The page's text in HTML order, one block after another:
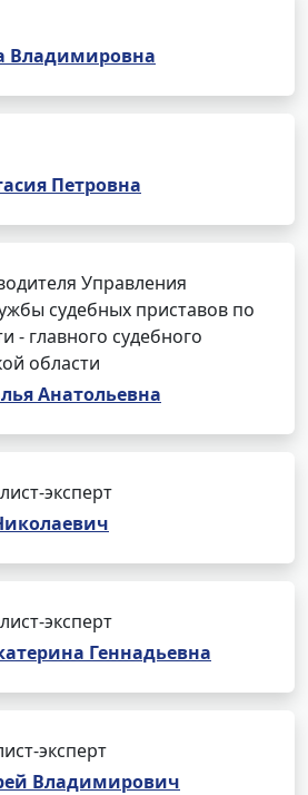
Владимировна
Петровна
Управления
судебных приставов по
- главного судебного
области
Анатольевна
эксперт
эксперт
Геннадьевна
эксперт
Владимирович